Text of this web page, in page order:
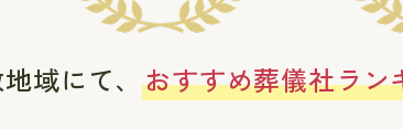
域にて、おすすめ葬儀社ラン